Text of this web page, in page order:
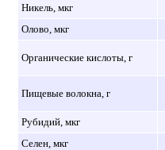
Никель, мкг
Олово, мкг
Органические кислоты, г
Пищевые волокна, г
Рубидий, мкг
Селен, мкг